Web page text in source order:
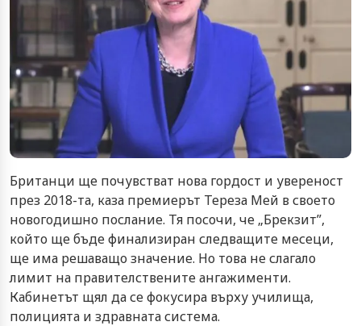
Британци ще почувстват нова гордост и увереност
през 2018-та, каза премиерът Тереза Мей в своето
новогодишно послание. Тя посочи, че „Брекзит”,
който ще бъде финализиран следващите месеци,
ще има решаващо значение. Но това не слагало
лимит на правителствените ангажименти.
Кабинетът щял да се фокусира върху училища,
полицията и здравната система.